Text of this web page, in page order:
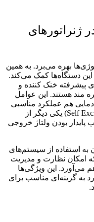
ژنراتورهای
بهره می‌‌برد. به همین
این دستگاه‌ها کمک می‌کند.
پیشرفته خنک‌ کننده و
‌مند هستند. این عوامل
هم عملکرد مناسبی
داشته باشد. سیستم تحریک خودکار(Self Excited) یکی دیگر از
بودن ولتاژ خروجی
به استفاده از سیستم‌‌های
امکان نظارت و مدیریت
می‌آورد. این ویژگی‌ها
به گزینه‌ای مناسب برای